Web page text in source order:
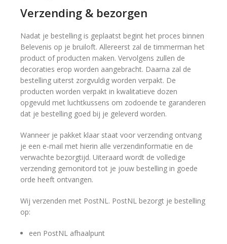
Verzending & bezorgen
Nadat je bestelling is geplaatst begint het proces binnen
Belevenis op je bruiloft. Allereerst zal de timmerman het
product of producten maken. Vervolgens zullen de
decoraties erop worden aangebracht. Daarna zal de
bestelling uiterst zorgvuldig worden verpakt. De
producten worden verpakt in kwalitatieve dozen
opgevuld met luchtkussens om zodoende te garanderen
dat je bestelling goed bij je geleverd worden.
Wanneer je pakket klaar staat voor verzending ontvang
je een e-mail met hierin alle verzendinformatie en de
verwachte bezorgtijd. Uiteraard wordt de volledige
verzending gemonitord tot je jouw bestelling in goede
orde heeft ontvangen.
Wij verzenden met PostNL. PostNL bezorgt je bestelling
op:
een PostNL afhaalpunt